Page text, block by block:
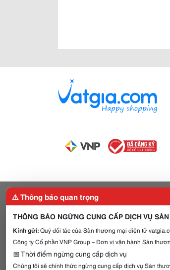
⚠️ Thông báo quan trọng
THÔNG BÁO NGỪNG CUNG CẤP DỊCH VỤ
Kính gửi:Quý đối tác của Sàn thương mại điện tử
Công ty Cổ phần VNP Group – Đơn vị vận hành Sàn
📅 Thời điểm ngừng cung cấp dịch vụ
Chúng tôi sẽ chính thức ngừng cung cấp dịch vụ Sàn